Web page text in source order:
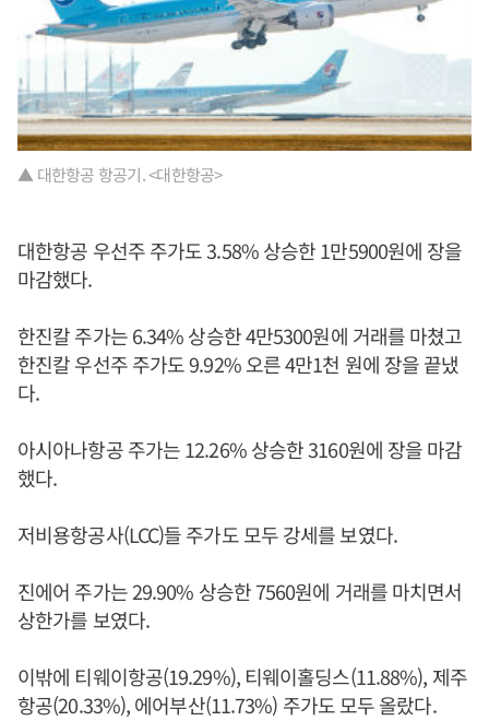
▲ 대한항공 항공기. <대한항공>
대한항공 우선주 주가도 3.58% 상승한 1만5900원에 장을
마감했다.
한진칼 주가는 6.34% 상승한 4만5300원에 거래를 마쳤고
한진칼 우선주 주가도 9.92% 오른 4만1천 원에 장을 끝냈
다.
아시아나항공 주가는 12.26% 상승한 3160원에 장을 마감
했다.
저비용항공사(LCC)들 주가도 모두 강세를 보였다.
진에어 주가는 29.90% 상승한 7560원에 거래를 마치면서
상한가를 보였다.
이밖에 티웨이항공(19.29%), 티웨이홀딩스(11.88%), 제주
항공(20.33%), 에어부산(11.73%) 주가도 모두 올랐다.